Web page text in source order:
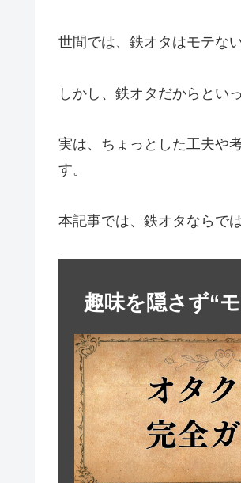
世間では、鉄オタはモテな
しかし、鉄オタだからとい
実は、ちょっとした工夫や
す。
本記事では、鉄オタならで
趣味を隠さず“